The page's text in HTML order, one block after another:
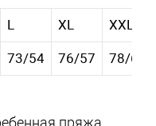
L XL XXL
73/54 76/57 78/60
пряжа